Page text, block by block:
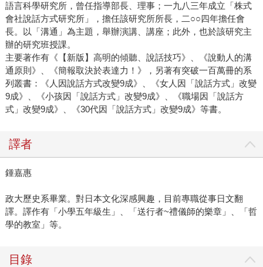
語言科學研究所，曾任指導部長、理事；一九八三年成立「株式
會社說話方式研究所」，擔任該研究所所長，二○○四年擔任會
長。以「溝通」為主題，舉辦演講、講座；此外，也於該研究主
辦的研究班授課。
主要著作有《【新版】高明的傾聽、說話技巧》、《說動人的溝
通原則》、《簡報取決於表達力！》，另著有突破一百萬冊的系
列叢書：《人因說話方式改變9成》、《女人因「說話方式」改變
9成》、《小孩因「說話方式」改變9成》、《職場因「說話方
式」改變9成》、《30代因「說話方式」改變9成》等書。
譯者
鍾嘉惠
政大歷史系畢業。對日本文化深感興趣，目前專職從事日文翻
譯。譯作有「小學五年級生」、「送行者~禮儀師的樂章」、「哲
學的教室」等。
目錄